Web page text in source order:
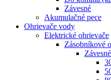
Závesné
Akumulačné pece
Ohrievače vody
Elektrické ohrievače
Zásobníkové